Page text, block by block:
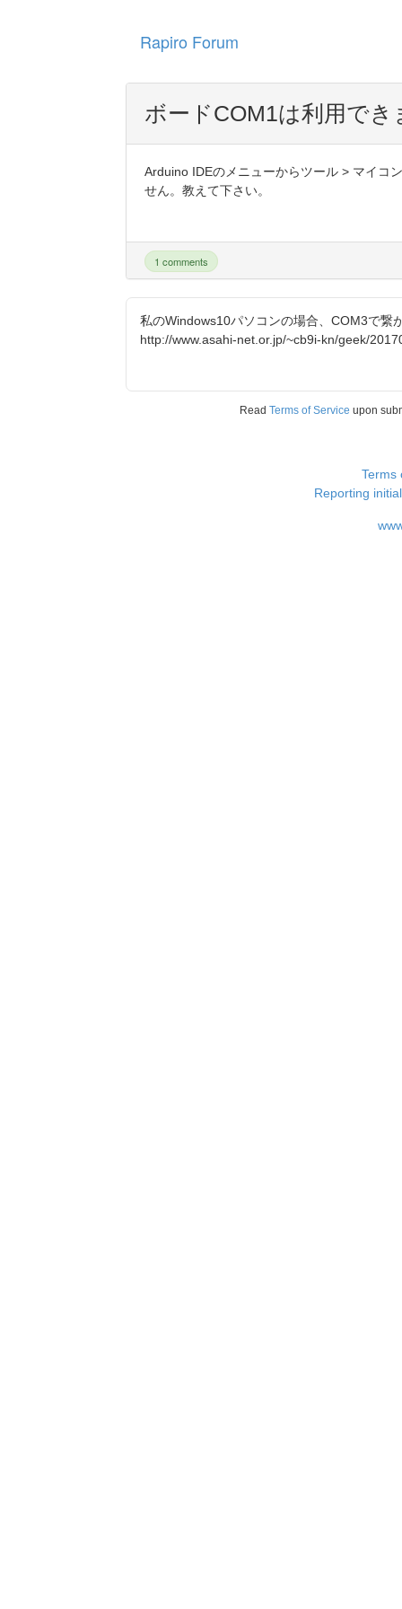
Rapiro Forum
ボードCOM1は利用でき
Arduino IDEのメニューからツール > マイコ
せん。教えて下さい。
1 comments
私のWindows10パソコンの場合、COM3で繋
http://www.asahi-net.or.jp/~cb9i-kn/geek/
Read Terms of Service upon
Terms
Reporting